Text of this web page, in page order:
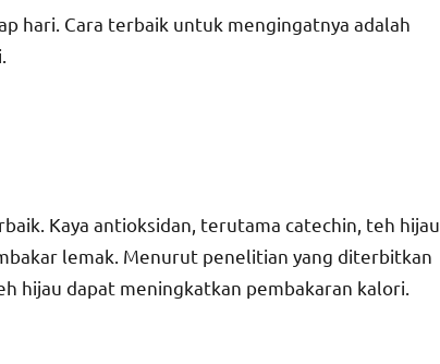
hari. Cara terbaik untuk mengingatnya adalah
Kaya antioksidan, terutama catechin, teh hijau
lemak. Menurut penelitian yang diterbitkan
hijau dapat meningkatkan pembakaran kalori.